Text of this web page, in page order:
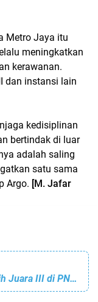
Metro Jaya itu
meningkatkan
kerawanan.
dan instansi lain
kedisiplinan
bertindak di luar
adalah saling
satu sama
Argo. [M. Jafar
Hebat! Tim Mahasiswa Poliwangi Raih Juara III di PNB IT Competition 2021